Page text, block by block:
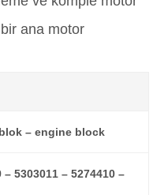
ana motor
– engine block
– 5303011 – 5274410 –